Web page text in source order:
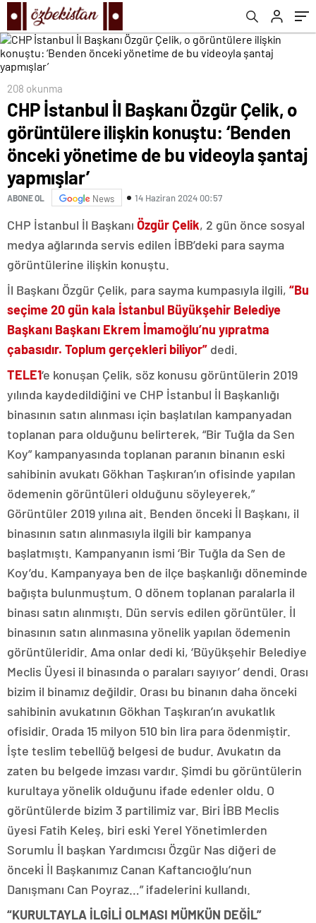
yönetime de bu videoyla şantaj yapmışlar’
208 okunma
CHP İstanbul İl Başkanı Özgür Çelik, o
görüntülere ilişkin konuştu: ‘Benden
önceki yönetime de bu videoyla şantaj
yapmışlar’
ABONE OL News 14 Haziran 2024 00:57
CHP İstanbul İl Başkanı Özgür Çelik, 2 gün önce sosyal
medya ağlarında servis edilen İBB’deki para sayma
görüntülerine ilişkin konuştu.
İl Başkanı Özgür Çelik, para sayma kumpasıyla ilgili, “Bu
seçime 20 gün kala İstanbul Büyükşehir Belediye
Başkanı Başkanı Ekrem İmamoğlu’nu yıpratma
çabasıdır. Toplum gerçekleri biliyor” dedi.
TELE1‘e konuşan Çelik, söz konusu görüntülerin 2019
yılında kaydedildiğini ve CHP İstanbul İl Başkanlığı
binasının satın alınması için başlatılan kampanyadan
toplanan para olduğunu belirterek, “Bir Tuğla da Sen
Koy” kampanyasında toplanan paranın binanın eski
sahibinin avukatı Gökhan Taşkıran’ın ofisinde yapılan
ödemenin görüntüleri olduğunu söyleyerek,”
Görüntüler 2019 yılına ait. Benden önceki İl Başkanı, il
binasının satın alınmasıyla ilgili bir kampanya
başlatmıştı. Kampanyanın ismi ‘Bir Tuğla da Sen de
Koy’du. Kampanyaya ben de ilçe başkanlığı döneminde
bağışta bulunmuştum. O dönem toplanan paralarla il
binası satın alınmıştı. Dün servis edilen görüntüler. İl
binasının satın alınmasına yönelik yapılan ödemenin
görüntüleridir. Ama onlar dedi ki, ‘Büyükşehir Belediye
Meclis Üyesi il binasında o paraları sayıyor’ dendi. Orası
bizim il binamız değildir. Orası bu binanın daha önceki
sahibinin avukatının Gökhan Taşkıran’ın avukatlık
ofisidir. Orada 15 milyon 510 bin lira para ödenmiştir.
İşte teslim tebellüğ belgesi de budur. Avukatın da
zaten bu belgede imzası vardır. Şimdi bu görüntülerin
kurultaya yönelik olduğunu ifade edenler oldu. O
görüntülerde bizim 3 partilimiz var. Biri İBB Meclis
üyesi Fatih Keleş, biri eski Yerel Yönetimlerden
Sorumlu İl başkan Yardımcısı Özgür Nas diğeri de
önceki İl Başkanımız Canan Kaftancıoğlu’nun
Danışmanı Can Poyraz…” ifadelerini kullandı.
“KURULTAYLA İLGİLİ OLMASI MÜMKÜN DEĞİL”